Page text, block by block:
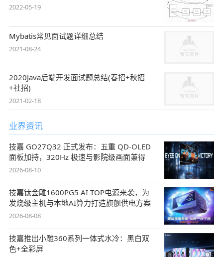
2022-05-19
Mybatis常见面试题详细总结
2021-08-24
2020Java后端开发面试题总结(春招+秋招
+社招)
2021-02-18
业界资讯
技嘉 GO27Q32 正式发布：五重 QD-OLED
面板加持，320Hz 极速与影院级画面兼得
2026-08-10
技嘉钛金雕1600PG5 AI TOP电源来袭，为
发烧级主机与本地AI算力打造旗舰供电方案
2026-08-08
技嘉推出小雕360系列一体式水冷：黑白双
色+全彩屏